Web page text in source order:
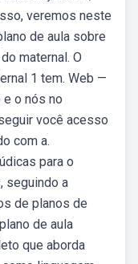
veremos neste
de aula sobre
maternal. O
1 tem. Web —
e o nós no
você acesso
com a.
para o
seguindo a
de planos de
de aula
que aborda